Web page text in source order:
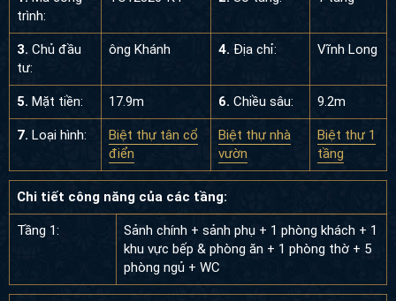
trình:
3. Chủ đầu
tư:
ông Khánh 4. Địa chỉ: Vĩnh Long
5. Mặt tiền: 17.9m 6. Chiều sâu: 9.2m
7. Loại hình:
Biệt thự tân cổ
điển
Biệt thự nhà
vườn
Biệt thự 1
tầng
Chi tiết công năng của các tầng:
Tầng 1:
Sảnh chính + sảnh phụ + 1 phòng khách + 1
khu vực bếp & phòng ăn + 1 phòng thờ + 5
phòng ngủ + WC